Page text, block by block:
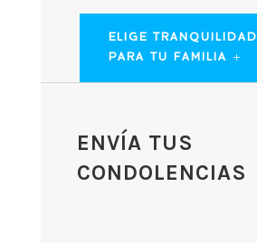
ELIGE TRANQUILIDAD
PARA TU FAMILIA
ENVÍA TUS
CONDOLENCIAS